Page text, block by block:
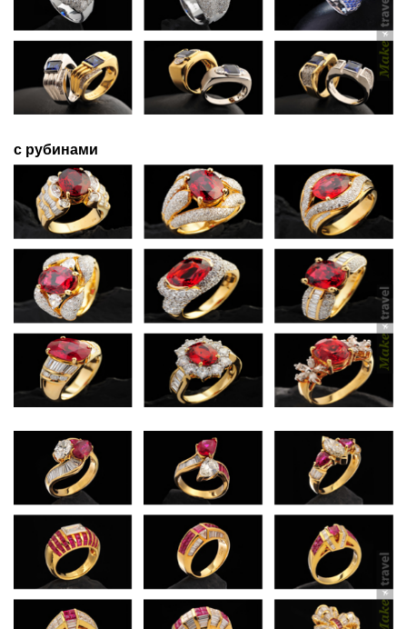
с рубинами